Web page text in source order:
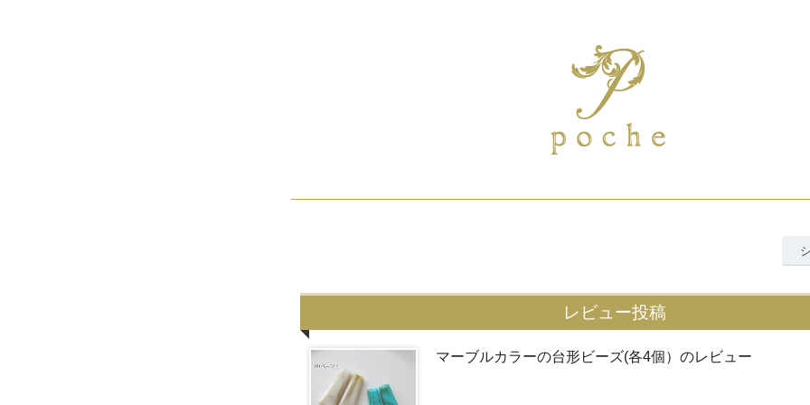
レビュー投稿
マーブルカラーの台形ビーズ(各4個）のレビュー